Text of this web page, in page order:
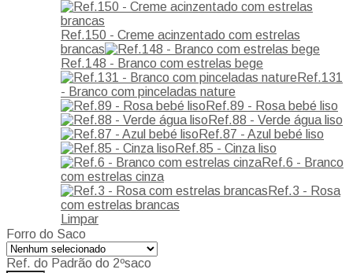
Ref.150 - Creme acinzentado com estrelas
brancas
Ref.148 - Branco com estrelas bege
Ref.131
- Branco com pinceladas nature
Ref.89 - Rosa bebé liso
Ref.88 - Verde água liso
Ref.87 - Azul bebé liso
Ref.85 - Cinza liso
Ref.6 - Branco
com estrelas cinza
Ref.3 - Rosa
com estrelas brancas
Limpar
Forro do Saco
Ref. do Padrão do 2ºsaco